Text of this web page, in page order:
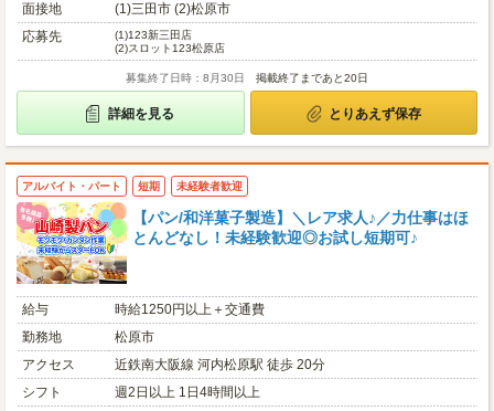
面接地
(1)三田市 (2)松原市
応募先
(1)123新三田店
(2)スロット123松原店
募集終了日時：8月30日 掲載終了まであと20日
詳細を見る とりあえず保存
アルバイト・パート 短期 未経験者歓迎
【パン/和洋菓子製造】＼レア求人♪／力仕事はほ
とんどなし！未経験歓迎◎お試し短期可♪
給与
時給1250円以上＋交通費
勤務地
松原市
アクセス
近鉄南大阪線 河内松原駅 徒歩 20分
シフト
週2日以上 1日4時間以上